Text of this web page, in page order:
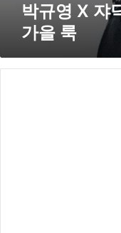
박규영 X 쟈
가을 룩